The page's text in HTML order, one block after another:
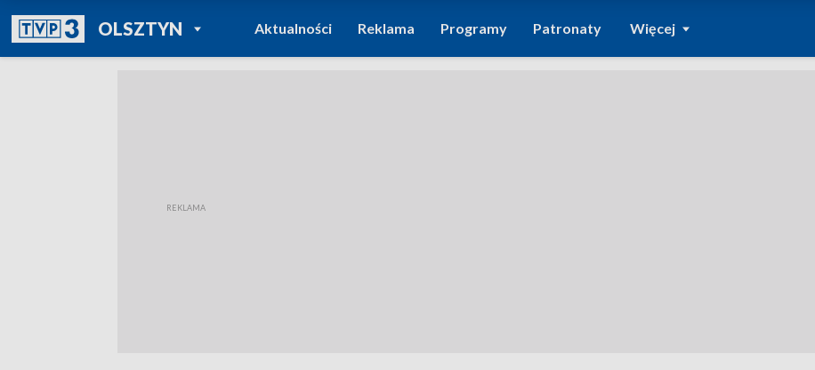
OLSZTYNPOWRÓT DO
TVP REGIONY
Aktualności Reklama Programy Patronaty Więcej